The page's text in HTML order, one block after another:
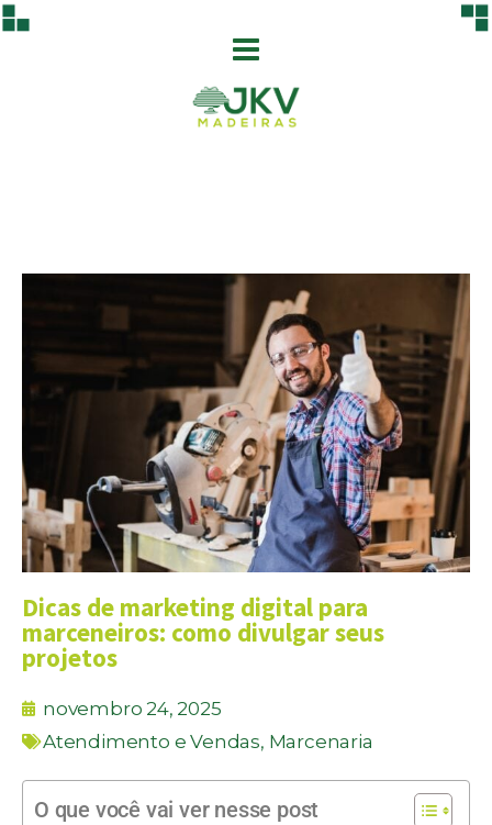
Dicas de marketing digital para
marceneiros: como divulgar seus
projetos
novembro 24, 2025
Atendimento e Vendas, Marcenaria
O que você vai ver nesse post